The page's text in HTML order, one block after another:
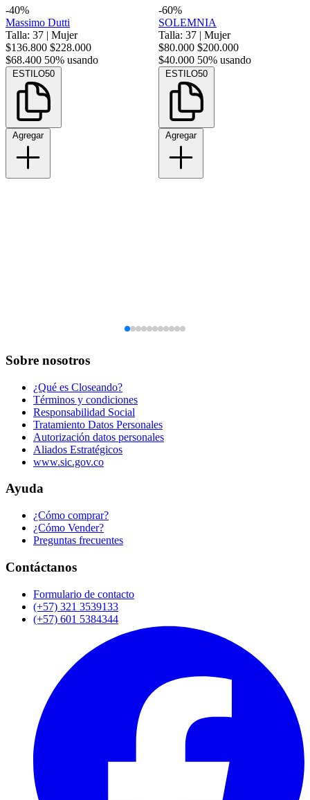
-40%
Massimo Dutti
Talla: 37 | Mujer
$136.800 $228.000
$68.400 50% usando
ESTILO50
Agregar
-60%
SOLEMNIA
Talla: 37 | Mujer
$80.000 $200.000
$40.000 50% usando
ESTILO50
Agregar
Sobre nosotros
¿Qué es Closeando?
Términos y condiciones
Responsabilidad Social
Tratamiento Datos Personales
Autorización datos personales
Aliados Estratégicos
www.sic.gov.co
Ayuda
¿Cómo comprar?
¿Cómo Vender?
Preguntas frecuentes
Contáctanos
Formulario de contacto
(+57) 321 3539133
(+57) 601 5384344